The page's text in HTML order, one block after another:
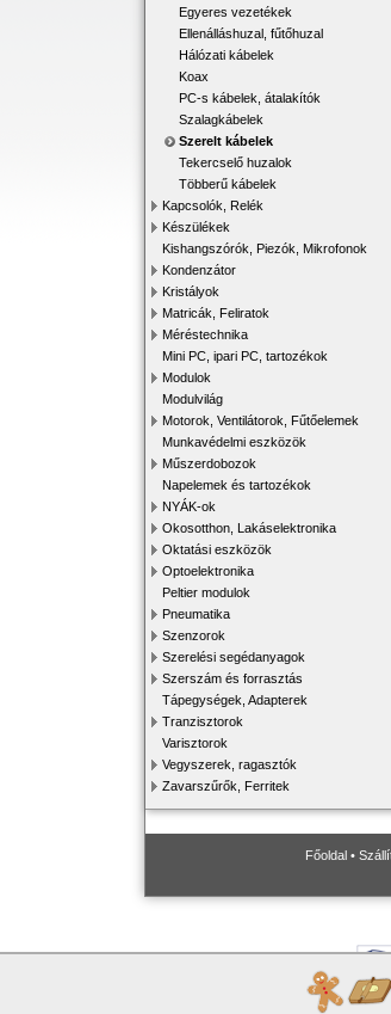
Egyeres vezetékek
Ellenálláshuzal, fűtőhuzal
Hálózati kábelek
Koax
PC-s kábelek, átalakítók
Szalagkábelek
Szerelt kábelek
Tekercselő huzalok
Többerű kábelek
Kapcsolók, Relék
Készülékek
Kishangszórók, Piezók, Mikrofonok
Kondenzátor
Kristályok
Matricák, Feliratok
Méréstechnika
Mini PC, ipari PC, tartozékok
Modulok
Modulvilág
Motorok, Ventilátorok, Fűtőelemek
Munkavédelmi eszközök
Műszerdobozok
Napelemek és tartozékok
NYÁK-ok
Okosotthon, Lakáselektronika
Oktatási eszközök
Optoelektronika
Peltier modulok
Pneumatika
Szenzorok
Szerelési segédanyagok
Szerszám és forrasztás
Tápegységek, Adapterek
Tranzisztorok
Varisztorok
Vegyszerek, ragasztók
Zavarszűrők, Ferritek
Főoldal •